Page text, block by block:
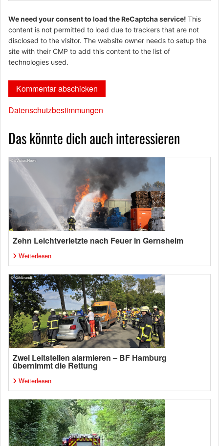
We need your consent to load the ReCaptcha service! This
content is not permitted to load due to trackers that are not
disclosed to the visitor. The website owner needs to setup the
site with their CMP to add this content to the list of
technologies used.
Datenschutzbestimmungen
Das könnte dich auch interessieren
Zehn Leichtverletzte nach Feuer in Gernsheim
Weiterlesen
Zwei Leitstellen alarmieren – BF Hamburg
übernimmt die Rettung
Weiterlesen